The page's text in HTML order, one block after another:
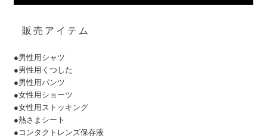
販売アイテム
●男性用シャツ
●男性用くつした
●男性用パンツ
●女性用ショーツ
●女性用ストッキング
●熱さまシート
●コンタクトレンズ保存液